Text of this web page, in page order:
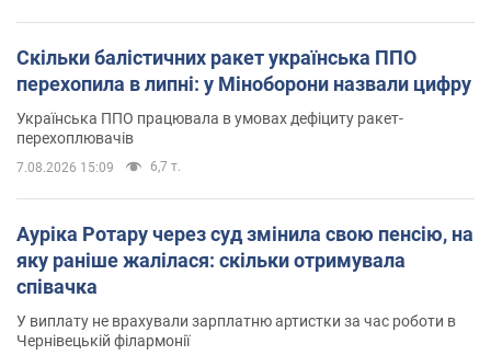
Скільки балістичних ракет українська ППО
перехопила в липні: у Міноборони назвали цифру
Українська ППО працювала в умовах дефіциту ракет-
перехоплювачів
7.08.2026 15:09 6,7 т.
Ауріка Ротару через суд змінила свою пенсію, на
яку раніше жалілася: скільки отримувала
співачка
У виплату не врахували зарплатню артистки за час роботи в
Чернівецькій філармонії